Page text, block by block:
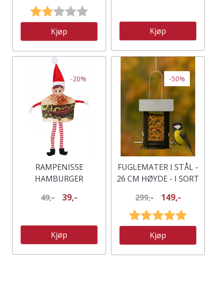
Karakter:
Kjøp
Kjøp
-20%
RAMPENISSE
HAMBURGER
49,- 39,-
Kjøp
-50%
FUGLEMATER I STÅL -
26 CM HØYDE - I SORT
299,- 149,-
Karakter:
Kjøp